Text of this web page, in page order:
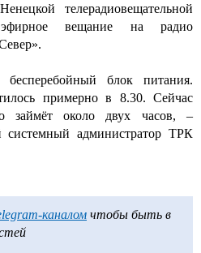
телерадиовещательной
эфирное вещание на радио
блок питания.
примерно в 8.30. Сейчас
займёт около двух часов, –
системный администратор ТРК
каналом чтобы быть в